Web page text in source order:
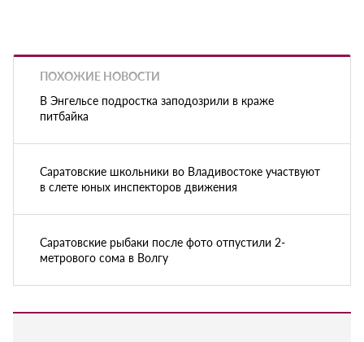
ПОХОЖИЕ НОВОСТИ
В Энгельсе подростка заподозрили в краже
питбайка
Саратовские школьники во Владивостоке участвуют
в слете юных инспекторов движения
Саратовские рыбаки после фото отпустили 2-
метрового сома в Волгу